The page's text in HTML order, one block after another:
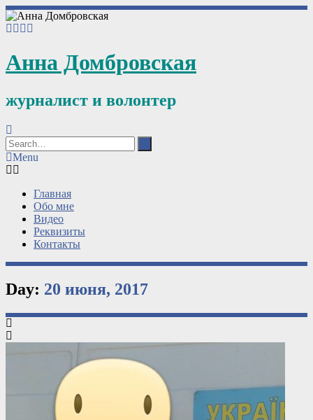
Анна Домбровская
журналист и волонтер
Menu
Главная
Обо мне
Видео
Реквизиты
Контакты
Day: 20 июня, 2017